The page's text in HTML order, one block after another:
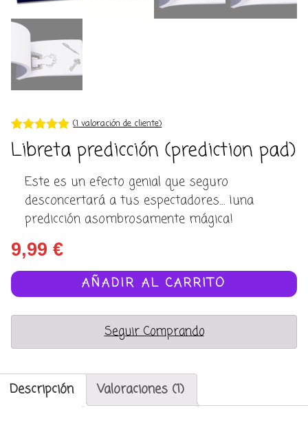
Valorado con
5.00 de 5 en
1
un cliente
(1valoración de cliente)
Libreta predicción (prediction pad)
Este es un efecto genial que seguro
desconcertará a tus espectadores… ¡una
predicción asombrosamente mágica!
9,99 €
Libreta
predicción
(prediction
cantidad
AÑADIR AL CARRITO
Seguir Comprando
Descripción Valoraciones (1)